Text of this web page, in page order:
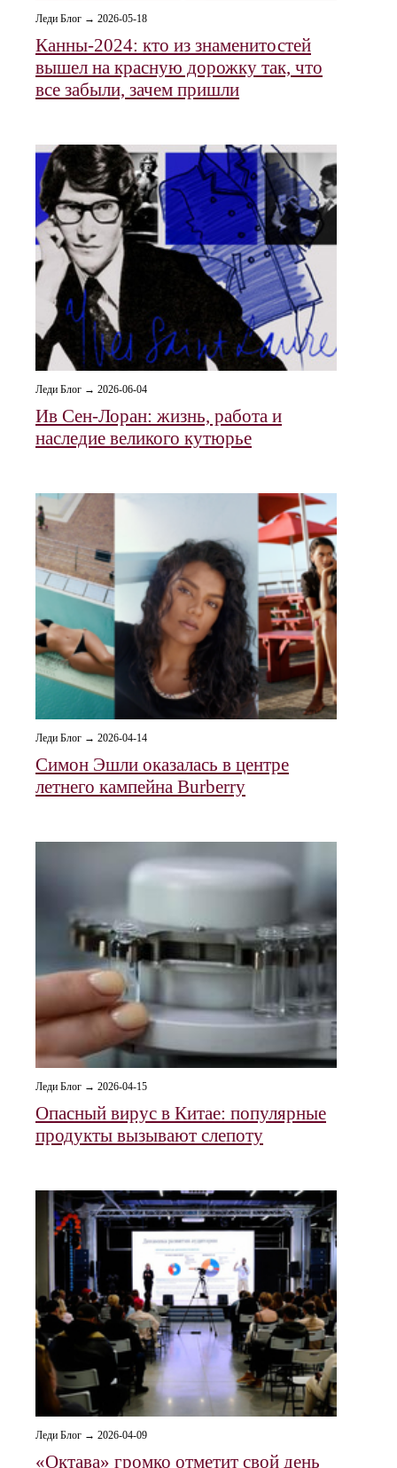
Леди Блог → 2026-05-18
Канны-2024: кто из знаменитостей
вышел на красную дорожку так, что
все забыли, зачем пришли
Леди Блог → 2026-06-04
Ив Сен-Лоран: жизнь, работа и
наследие великого кутюрье
Леди Блог → 2026-04-14
Симон Эшли оказалась в центре
летнего кампейна Burberry
Леди Блог → 2026-04-15
Опасный вирус в Китае: популярные
продукты вызывают слепоту
Леди Блог → 2026-04-09
«Октава» громко отметит свой день